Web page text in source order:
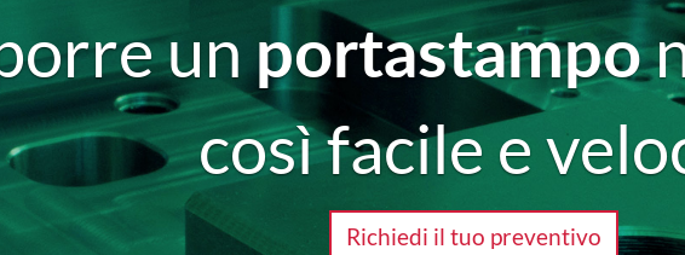
unportastampo
così facile e
Richiedi il tuo preventivo